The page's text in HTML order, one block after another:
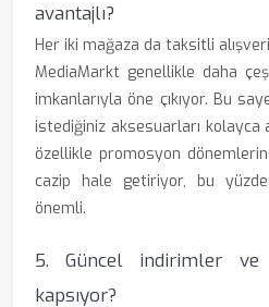
avantajlı?
Her iki mağaza da taksitli
MediaMarkt genellikle daha
imkanlarıyla öne çıkıyor. Bu
istediğiniz aksesuarları kolayca
özellikle promosyon
cazip hale getiriyor, bu
önemli.
5. Güncel indirimler ve
kapsıyor?